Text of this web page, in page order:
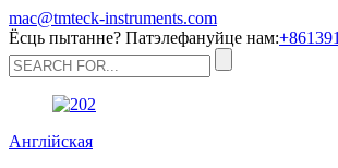
mac@tmteck-instruments.com
Ёсць пытанне? Патэлефануйце нам:
Англійская